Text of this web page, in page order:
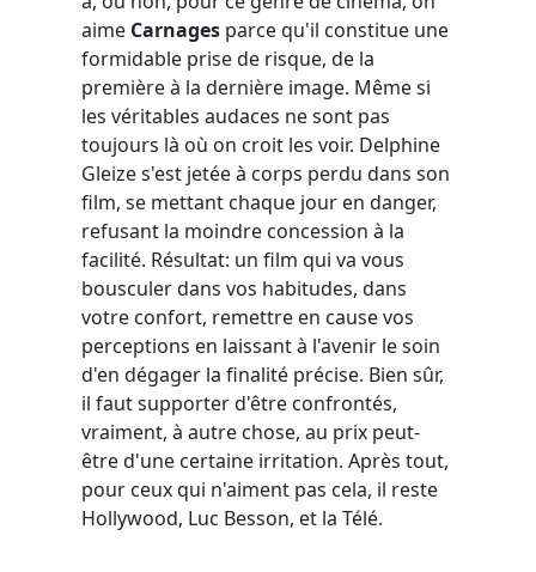
aime Carnages parce qu'il constitue une
formidable prise de risque, de la
première à la dernière image. Même si
les véritables audaces ne sont pas
toujours là où on croit les voir. Delphine
Gleize s'est jetée à corps perdu dans son
film, se mettant chaque jour en danger,
refusant la moindre concession à la
facilité. Résultat: un film qui va vous
bousculer dans vos habitudes, dans
votre confort, remettre en cause vos
perceptions en laissant à l'avenir le soin
d'en dégager la finalité précise. Bien sûr,
il faut supporter d'être confrontés,
vraiment, à autre chose, au prix peut-
être d'une certaine irritation. Après tout,
pour ceux qui n'aiment pas cela, il reste
Hollywood, Luc Besson, et la Télé.